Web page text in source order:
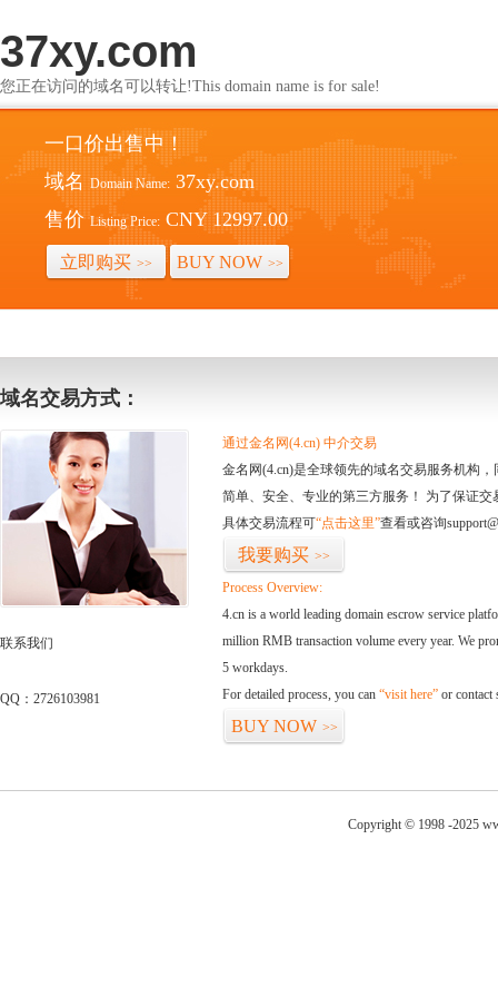
37xy.com
您正在访问的域名可以转让!This domain name is for sale!
一口价出售中！
域名 Domain Name: 37xy.com
售价 Listing Price: CNY 12997.00
立即购买 >> BUY NOW >>
域名交易方式：
联系我们
QQ：2726103981
通过金名网(4.cn) 中介交易
金名网(4.cn)是全球领先的域名交易服务机构
简单、安全、专业的第三方服务！ 为了保证
具体交易流程可“点击这里”查看或咨询
我要购买 >>
Process Overview:
4.cn is a world leading domain escrow service
million RMB transaction volume every year. We
5 workdays.
For detailed process, you can “visit here” or contact
BUY NOW >>
Copyright © 1998 -2025